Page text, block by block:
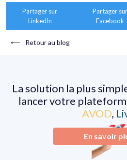
Partager sur
LinkedIn
Partager sur
Facebook
⟵ Retour au blog
La solution la plus
lancer votre
AVOD,
En savoir